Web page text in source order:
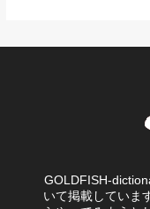
GOLDFISH-
いて掲載していま